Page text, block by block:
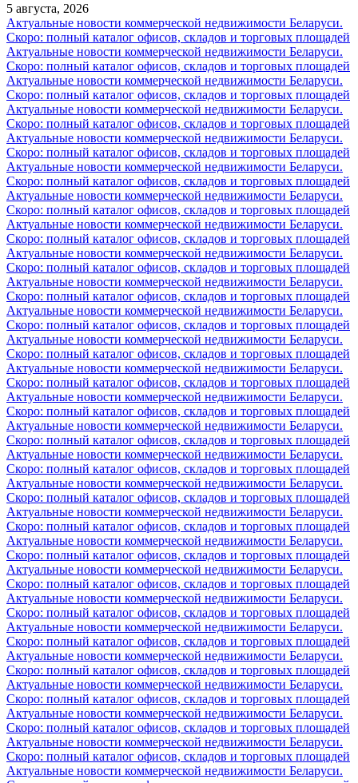
5 августа, 2026
Актуальные новости коммерческой недвижимости Беларуси.
Скоро: полный каталог офисов, складов и торговых площадей
Актуальные новости коммерческой недвижимости Беларуси.
Скоро: полный каталог офисов, складов и торговых площадей
Актуальные новости коммерческой недвижимости Беларуси.
Скоро: полный каталог офисов, складов и торговых площадей
Актуальные новости коммерческой недвижимости Беларуси.
Скоро: полный каталог офисов, складов и торговых площадей
Актуальные новости коммерческой недвижимости Беларуси.
Скоро: полный каталог офисов, складов и торговых площадей
Актуальные новости коммерческой недвижимости Беларуси.
Скоро: полный каталог офисов, складов и торговых площадей
Актуальные новости коммерческой недвижимости Беларуси.
Скоро: полный каталог офисов, складов и торговых площадей
Актуальные новости коммерческой недвижимости Беларуси.
Скоро: полный каталог офисов, складов и торговых площадей
Актуальные новости коммерческой недвижимости Беларуси.
Скоро: полный каталог офисов, складов и торговых площадей
Актуальные новости коммерческой недвижимости Беларуси.
Скоро: полный каталог офисов, складов и торговых площадей
Актуальные новости коммерческой недвижимости Беларуси.
Скоро: полный каталог офисов, складов и торговых площадей
Актуальные новости коммерческой недвижимости Беларуси.
Скоро: полный каталог офисов, складов и торговых площадей
Актуальные новости коммерческой недвижимости Беларуси.
Скоро: полный каталог офисов, складов и торговых площадей
Актуальные новости коммерческой недвижимости Беларуси.
Скоро: полный каталог офисов, складов и торговых площадей
Актуальные новости коммерческой недвижимости Беларуси.
Скоро: полный каталог офисов, складов и торговых площадей
Актуальные новости коммерческой недвижимости Беларуси.
Скоро: полный каталог офисов, складов и торговых площадей
Актуальные новости коммерческой недвижимости Беларуси.
Скоро: полный каталог офисов, складов и торговых площадей
Актуальные новости коммерческой недвижимости Беларуси.
Скоро: полный каталог офисов, складов и торговых площадей
Актуальные новости коммерческой недвижимости Беларуси.
Скоро: полный каталог офисов, складов и торговых площадей
Актуальные новости коммерческой недвижимости Беларуси.
Скоро: полный каталог офисов, складов и торговых площадей
Актуальные новости коммерческой недвижимости Беларуси.
Скоро: полный каталог офисов, складов и торговых площадей
Актуальные новости коммерческой недвижимости Беларуси.
Скоро: полный каталог офисов, складов и торговых площадей
Актуальные новости коммерческой недвижимости Беларуси.
Скоро: полный каталог офисов, складов и торговых площадей
Актуальные новости коммерческой недвижимости Беларуси.
Скоро: полный каталог офисов, складов и торговых площадей
Актуальные новости коммерческой недвижимости Беларуси.
Скоро: полный каталог офисов, складов и торговых площадей
Актуальные новости коммерческой недвижимости Беларуси.
Скоро: полный каталог офисов, складов и торговых площадей
Актуальные новости коммерческой недвижимости Беларуси.